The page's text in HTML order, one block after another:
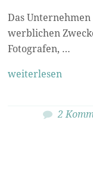
Das
werblichen
Fotografen, …
weiterlesen
2